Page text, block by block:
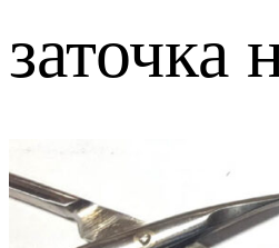
заточка